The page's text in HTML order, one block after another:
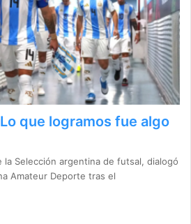
que logramos fue algo
la Selección argentina de futsal, dialogó
Amateur Deporte tras el